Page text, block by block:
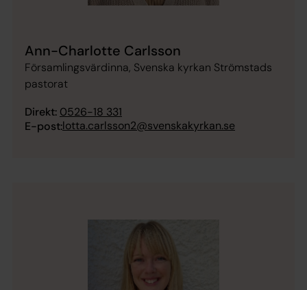
Ann-Charlotte Carlsson
Församlingsvärdinna, Svenska kyrkan Strömstads
pastorat
Direkt: 0526-18 331
E-post:lotta.carlsson2@svenskakyrkan.se